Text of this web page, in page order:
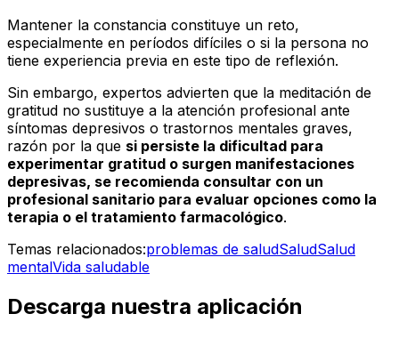
Mantener la constancia constituye un reto,
especialmente en períodos difíciles o si la persona no
tiene experiencia previa en este tipo de reflexión.
Sin embargo, expertos advierten que la meditación de
gratitud no sustituye a la atención profesional ante
síntomas depresivos o trastornos mentales graves,
razón por la que si persiste la dificultad para
experimentar gratitud o surgen manifestaciones
depresivas, se recomienda consultar con un
profesional sanitario para evaluar opciones como la
terapia o el tratamiento farmacológico.
Temas relacionados:problemas de saludSaludSalud
mentalVida saludable
Descarga nuestra aplicación